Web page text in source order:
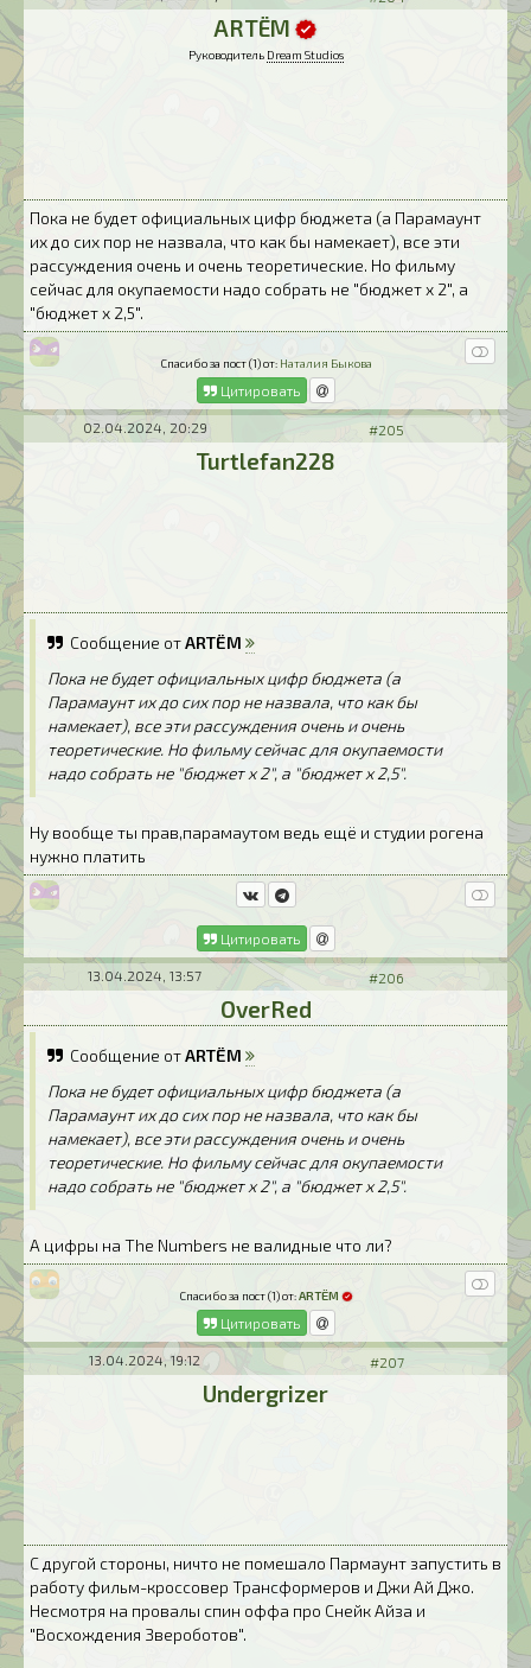
ARTЁM
Руководитель Dream Studios
Пока не будет официальных цифр бюджета (а Парамаунт
их до сих пор не назвала, что как бы намекает), все эти
рассуждения очень и очень теоретические. Но фильму
сейчас для окупаемости надо собрать не "бюджет х 2", а
"бюджет х 2,5".
Спасибо за пост (1) от: Наталия Быкова
Цитировать
02.04.2024, 20:29 #205
Turtlefan228
Сообщение отARTЁM
Пока не будет официальных цифр бюджета (а
Парамаунт их до сих пор не назвала, что как бы
намекает), все эти рассуждения очень и очень
теоретические. Но фильму сейчас для окупаемости
надо собрать не "бюджет х 2", а "бюджет х 2,5".
Ну вообще ты прав,парамаутом ведь ещё и студии рогена
нужно платить
Цитировать
13.04.2024, 13:57 #206
OverRed
Сообщение отARTЁM
Пока не будет официальных цифр бюджета (а
Парамаунт их до сих пор не назвала, что как бы
намекает), все эти рассуждения очень и очень
теоретические. Но фильму сейчас для окупаемости
надо собрать не "бюджет х 2", а "бюджет х 2,5".
А цифры на The Numbers не валидные что ли?
Спасибо за пост (1) от: ARTЁM
Цитировать
13.04.2024, 19:12 #207
Undergrizer
С другой стороны, ничто не помешало Пармаунт запустить в
работу фильм-кроссовер Трансформеров и Джи Ай Джо.
Несмотря на провалы спин оффа про Снейк Айза и
"Восхождения Звероботов".